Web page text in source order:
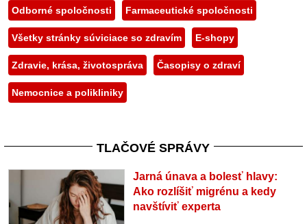
Odborné spoločnosti Farmaceutické spoločnosti
Všetky stránky súviciace so zdravím E-shopy
Zdravie, krása, životospráva Časopisy o zdraví
Nemocnice a polikliniky
TLAČOVÉ SPRÁVY
Jarná únava a bolesť hlavy:
Ako rozlíšiť migrénu a kedy
navštíviť experta